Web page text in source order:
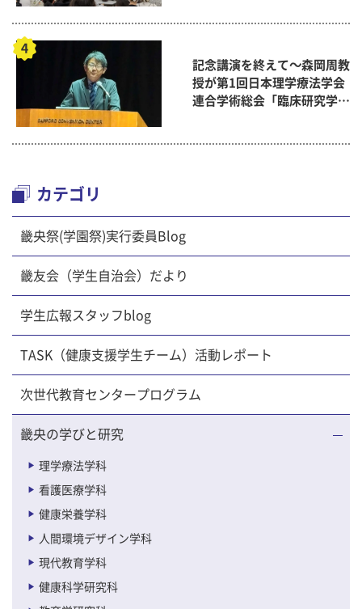
記念講演を終えて～森岡周教
授が第1回日本理学療法学会
連合学術総会「臨床研究学術
カテゴリ
畿央祭(学園祭)実行委員Blog
畿友会（学生自治会）だより
学生広報スタッフblog
TASK（健康支援学生チーム）活動レポート
次世代教育センタープログラム
畿央の学びと研究
理学療法学科
看護医療学科
健康栄養学科
人間環境デザイン学科
現代教育学科
健康科学研究科